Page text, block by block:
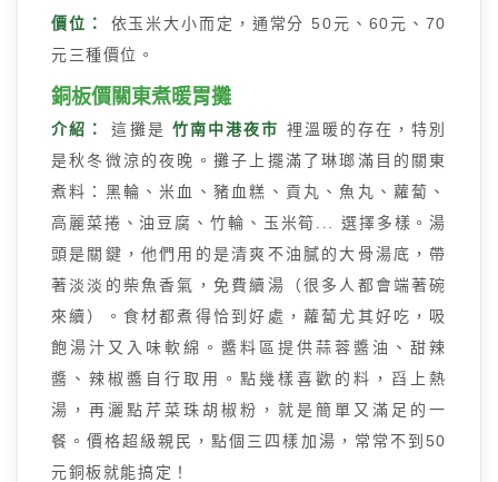
價位：
依玉米大小而定，通常分 50元、60元、70
元三種價位。
銅板價關東煮暖胃攤
介紹： 這攤是 竹南中港夜市 裡溫暖的存在，特別
是秋冬微涼的夜晚。攤子上擺滿了琳瑯滿目的關東
煮料：黑輪、米血、豬血糕、貢丸、魚丸、蘿蔔、
高麗菜捲、油豆腐、竹輪、玉米筍... 選擇多樣。湯
頭是關鍵，他們用的是清爽不油膩的大骨湯底，帶
著淡淡的柴魚香氣，免費續湯（很多人都會端著碗
來續）。食材都煮得恰到好處，蘿蔔尤其好吃，吸
飽湯汁又入味軟綿。醬料區提供蒜蓉醬油、甜辣
醬、辣椒醬自行取用。點幾樣喜歡的料，舀上熱
湯，再灑點芹菜珠胡椒粉，就是簡單又滿足的一
餐。價格超級親民，點個三四樣加湯，常常不到50
元銅板就能搞定！